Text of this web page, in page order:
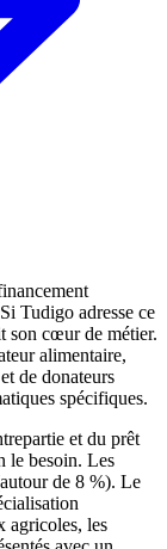
Tudigo adresse ce
son cœur de métier.
alimentaire,
de donateurs
spécifiques.
et du prêt
le besoin. Les
de 8 %). Le
agricoles, les